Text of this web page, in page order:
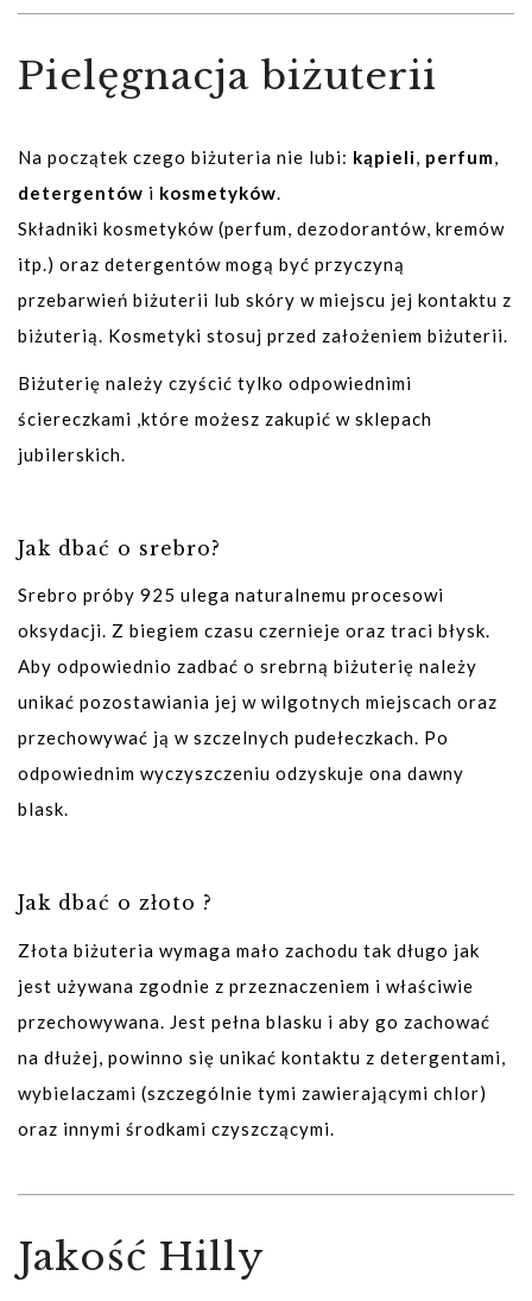
Pielęgnacja biżuterii
Na początek czego biżuteria nie lubi: kąpieli, perfum,
detergentów i kosmetyków.
Składniki kosmetyków (perfum, dezodorantów, kremów
itp.) oraz detergentów mogą być przyczyną
przebarwień biżuterii lub skóry w miejscu jej kontaktu z
biżuterią. Kosmetyki stosuj przed założeniem biżuterii.
Biżuterię należy czyścić tylko odpowiednimi
ściereczkami ,które możesz zakupić w sklepach
jubilerskich.
Jak dbać o srebro?
Srebro próby 925 ulega naturalnemu procesowi
oksydacji. Z biegiem czasu czernieje oraz traci błysk.
Aby odpowiednio zadbać o srebrną biżuterię należy
unikać pozostawiania jej w wilgotnych miejscach oraz
przechowywać ją w szczelnych pudełeczkach. Po
odpowiednim wyczyszczeniu odzyskuje ona dawny
blask.
Jak dbać o złoto ?
Złota biżuteria wymaga mało zachodu tak długo jak
jest używana zgodnie z przeznaczeniem i właściwie
przechowywana. Jest pełna blasku i aby go zachować
na dłużej, powinno się unikać kontaktu z detergentami,
wybielaczami (szczególnie tymi zawierającymi chlor)
oraz innymi środkami czyszczącymi.
Jakość Hilly